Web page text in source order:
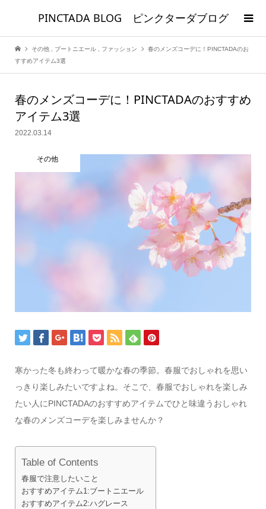
PINCTADA BLOG ピンクターダブログ
その他 ブートニエール ファッション
春のメンズコーデに！PINCTADAのお
すすめアイテム3選
春のメンズコーデに！PINCTADAのおすすめ
アイテム3選
2022.03.14
その他
寒かった冬も終わって暖かな春の季節。春服でおしゃれを思い
っきり楽しみたいですよね。そこで、春服でおしゃれを楽しみ
たい人にPINCTADAのおすすめアイテムでひと味違うおしゃれ
な春のメンズコーデを楽しみませんか？
Table of Contents
春服で注意したいこと
おすすめアイテム1:ブートニエール
おすすめアイテム2:ハグレース